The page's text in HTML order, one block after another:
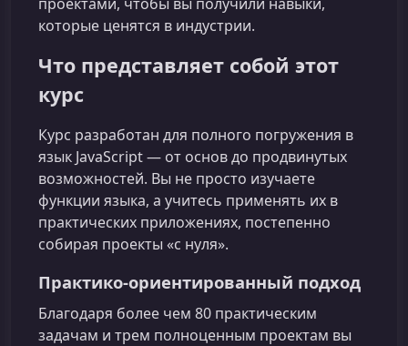
которые ценятся в индустрии.
Что представляет собой этот
курс
Курс разработан для полного погружения в
язык JavaScript — от основ до продвинутых
возможностей. Вы не просто изучаете
функции языка, а учитесь применять их в
практических приложениях, постепенно
собирая проекты «с нуля».
Практико-ориентированный подход
Благодаря более чем 80 практическим
задачам и трем полноценным проектам вы